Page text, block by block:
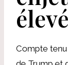
Compte